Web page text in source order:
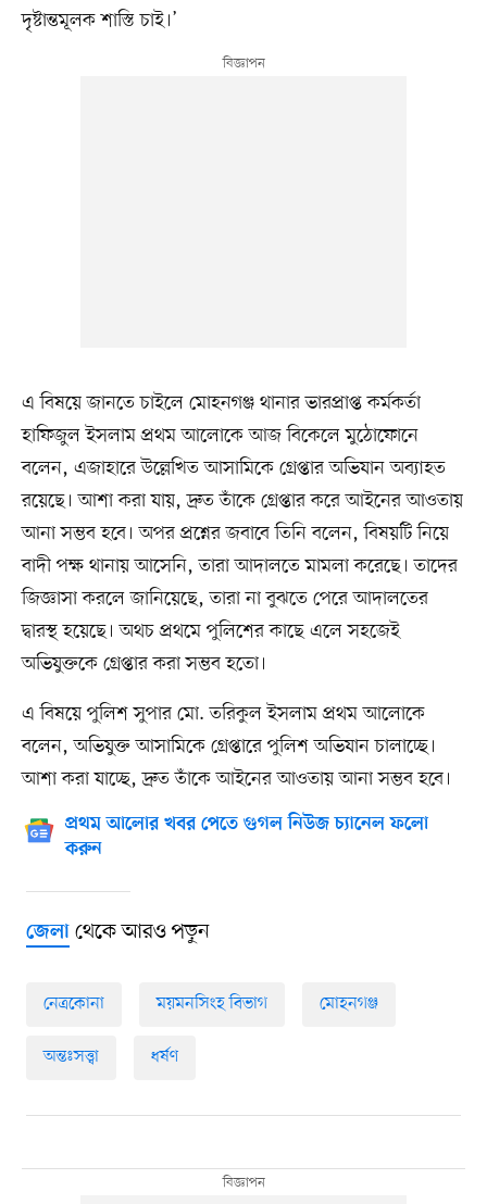
দৃষ্টান্তমূলক শাস্তি চাই।’
এ বিষয়ে জানতে চাইলে মোহনগঞ্জ থানার ভারপ্রাপ্ত কর্মকর্তা
হাফিজুল ইসলাম প্রথম আলোকে আজ বিকেলে মুঠোফোনে
বলেন, এজাহারে উল্লেখিত আসামিকে গ্রেপ্তার অভিযান অব্যাহত
রয়েছে। আশা করা যায়, দ্রুত তাঁকে গ্রেপ্তার করে আইনের আওতায়
আনা সম্ভব হবে। অপর প্রশ্নের জবাবে তিনি বলেন, বিষয়টি নিয়ে
বাদী পক্ষ থানায় আসেনি, তারা আদালতে মামলা করেছে। তাদের
জিজ্ঞাসা করলে জানিয়েছে, তারা না বুঝতে পেরে আদালতের
দ্বারস্থ হয়েছে। অথচ প্রথমে পুলিশের কাছে এলে সহজেই
অভিযুক্তকে গ্রেপ্তার করা সম্ভব হতো।
এ বিষয়ে পুলিশ সুপার মো. তরিকুল ইসলাম প্রথম আলোকে
বলেন, অভিযুক্ত আসামিকে গ্রেপ্তারে পুলিশ অভিযান চালাচ্ছে।
আশা করা যাচ্ছে, দ্রুত তাঁকে আইনের আওতায় আনা সম্ভব হবে।
প্রথম আলোর খবর পেতে গুগল নিউজ চ্যানেল ফলো
করুন
জেলাথেকে আরও পড়ুন
নেত্রকোনা ময়মনসিংহ বিভাগ মোহনগঞ্জ
অন্তঃসত্ত্বা ধর্ষণ